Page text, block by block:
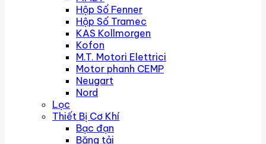
Hộp Số Fenner
Hộp Số Tramec
KAS Kollmorgen
Kofon
M.T. Motori Elettrici
Motor phanh CEMP
Neugart
Nord
Lọc
Thiết Bị Cơ Khí
Bạc đạn
Băng tải